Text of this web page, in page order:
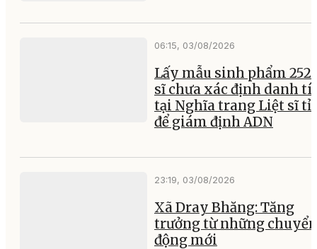
06:15, 03/08/2026
Lấy mẫu sinh phẩm 252
sĩ chưa xác định danh
tại Nghĩa trang Liệt sĩ
để giám định ADN
23:19, 03/08/2026
Xã Dray Bhăng: Tăng
trưởng từ những chuyển
động mới